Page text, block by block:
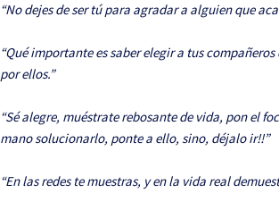
“No dejes de ser tú para agradar a alguien que
“Qué importante es saber elegir a tus
por ellos.”
“Sé alegre, muéstrate rebosante de vida, pon el
mano solucionarlo, ponte a ello, sino, déjalo ir!!”
“En las redes te muestras, y en la vida real